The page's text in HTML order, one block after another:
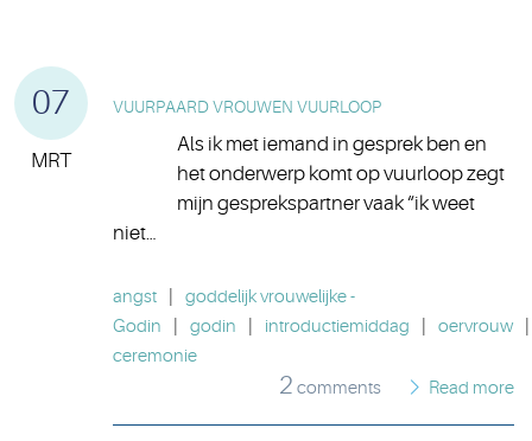
07
MRT
VUURPAARD VROUWEN VUURLOOP
Als ik met iemand in gesprek ben en
het onderwerp komt op vuurloop zegt
mijn gesprekspartner vaak “ik weet
niet…
angst
goddelijk vrouwelijke -
Godin
godin introductiemiddag oervrouw
ceremonie
2 comments Read more